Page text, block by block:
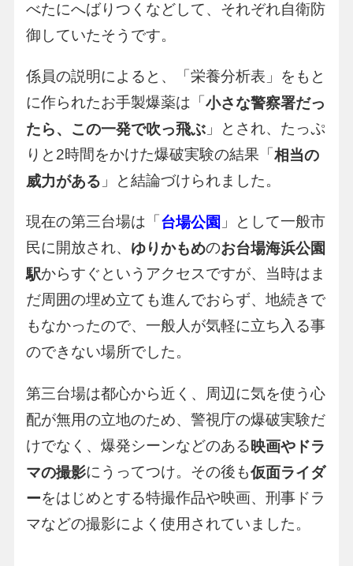
べたにへばりつくなどして、それぞれ自衛防
御していたそうです。
係員の説明によると、「栄養分析表」をもと
に作られたお手製爆薬は「 小さな警察署だっ
たら、この一発で吹っ飛ぶ」とされ、たっぷ
りと2時間をかけた爆破実験の結果「 相当の
威力がある 」と結論づけられました。
現在の第三台場は「 台場公園 」として一般市
民に開放され、 ゆりかもめのお台場海浜公園
駅からすぐというアクセスですが、当時はま
だ周囲の埋め立ても進んでおらず、地続きで
もなかったので、一般人が気軽に立ち入る事
のできない場所でした。
第三台場は都心から近く、周辺に気を使う心
配が無用の立地のため、警視庁の爆破実験だ
けでなく、爆発シーンなどのある映画やドラ
マの撮影にうってつけ。その後も仮面ライダ
ーをはじめとする特撮作品や映画、刑事ドラ
マなどの撮影によく使用されていました。